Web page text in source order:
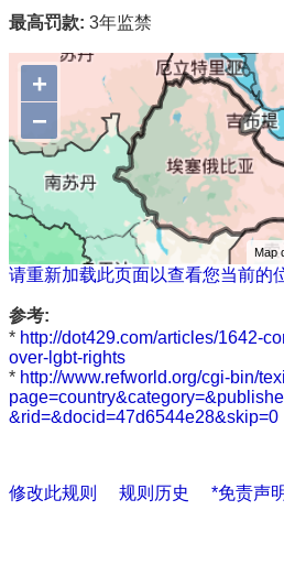
最高罚款: 3年监禁
+
−
Map
请重新加载此页面以查看您当前的
参考:
* http://dot429.com/articles/1642-
over-lgbt-rights
* http://www.refworld.org/cgi-bin/
&rid=&docid=47d6544e28&skip=0
修改此规则 规则历史 *免责声